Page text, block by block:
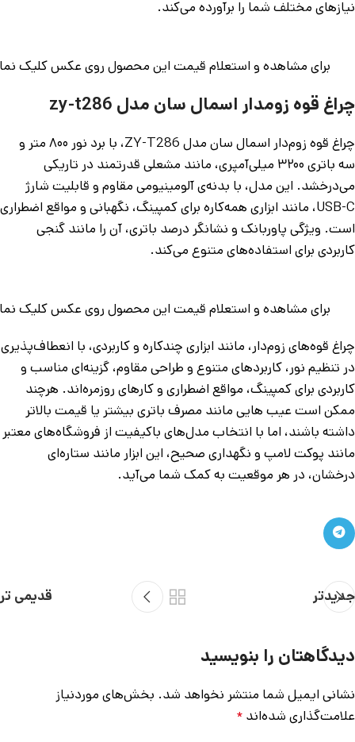
نیازهای مختلف شما را برآورده می‌کند.
برای مشاهده و استعلام قیمت این محصول روی عکس کلیک
چراغ قوه زومدار اسمال سان مدل zy-t286
چراغ قوه زوم‌دار اسمال سان مدل ZY-T286، با برد نور ۸۰۰ متر و
سه باتری ۳۲۰۰ میلی‌آمپری، مانند مشعلی قدرتمند در تاریکی
می‌درخشد. این مدل، با بدنه‌ی آلومینیومی مقاوم و قابلیت شارژ
USB-C، مانند ابزاری همه‌کاره برای کمپینگ، نگهبانی و مواقع اضطراری
است. ویژگی پاوربانک و نشانگر درصد باتری، آن را مانند گنجی
کاربردی برای استفاده‌های متنوع می‌کند.
برای مشاهده و استعلام قیمت این محصول روی عکس کلیک
چراغ قوه‌های زوم‌دار، مانند ابزاری چندکاره و کاربردی، با انعطاف‌پذیری
در تنظیم نور، کاربردهای متنوع و طراحی مقاوم، گزینه‌ای مناسب و
کاربردی برای کمپینگ، مواقع اضطراری و کارهای روزمره‌اند. هرچند
ممکن است عیب هایی مانند مصرف باتری بیشتر یا قیمت بالاتر
داشته باشند، اما با انتخاب مدل‌های باکیفیت از فروشگاه‌های معتبر
مانند پوکت لامپ و نگهداری صحیح، این ابزار مانند ستاره‌ای
درخشان، در هر موقعیت به کمک شما می‌آید.
جدیدتر قدیمی تر
دیدگاهتان را بنویسید
نشانی ایمیل شما منتشر نخواهد شد. بخش‌های موردنیاز
علامت‌گذاری شده‌اند *